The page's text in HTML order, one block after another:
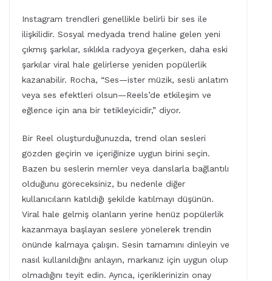
Instagram trendleri genellikle belirli bir ses ile
ilişkilidir. Sosyal medyada trend haline gelen yeni
çıkmış şarkılar, sıklıkla radyoya geçerken, daha eski
şarkılar viral hale gelirlerse yeniden popülerlik
kazanabilir. Rocha, “Ses—ister müzik, sesli anlatım
veya ses efektleri olsun—Reels’de etkileşim ve
eğlence için ana bir tetikleyicidir,” diyor.
Bir Reel oluşturduğunuzda, trend olan sesleri
gözden geçirin ve içeriğinize uygun birini seçin.
Bazen bu seslerin memler veya danslarla bağlantılı
olduğunu göreceksiniz, bu nedenle diğer
kullanıcıların katıldığı şekilde katılmayı düşünün.
Viral hale gelmiş olanların yerine henüz popülerlik
kazanmaya başlayan seslere yönelerek trendin
önünde kalmaya çalışın. Sesin tamamını dinleyin ve
nasıl kullanıldığını anlayın, markanız için uygun olup
olmadığını teyit edin. Ayrıca, içeriklerinizin onay